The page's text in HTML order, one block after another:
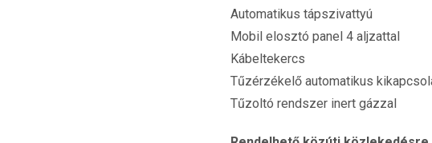
Automatikus tápszivattyú
Mobil elosztó panel 4 aljzattal
Kábeltekercs
Tűzérzékelő automatikus
Tűzoltó rendszer inert gázzal